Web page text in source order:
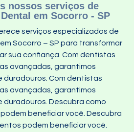
nossos serviços de
em Socorro - SP
serviços especializados de
Socorro – SP para transformar
sua confiança. Com dentistas
avançadas, garantimos
duradouros. Com dentistas
avançadas, garantimos
duradouros. Descubra como
beneficiar você. Descubra
podem beneficiar você.